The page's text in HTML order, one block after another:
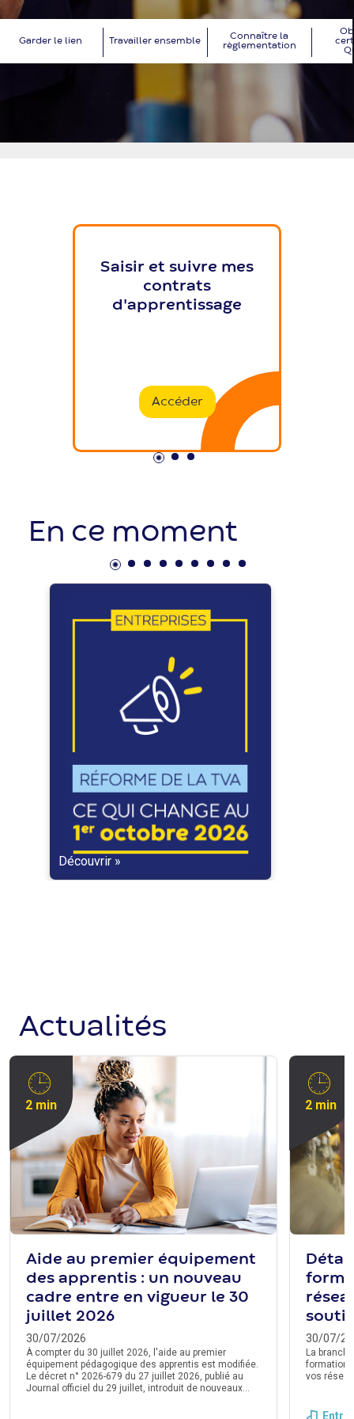
Garder le lien Travailler ensemble
Connaître la
règlementation
Saisir et suivre mes
contrats
d'apprentissage
Accéder
En ce moment
Découvrir »
Actualités
2 min
Aide au premier équipement
des apprentis : un nouveau
cadre entre en vigueur le 30
juillet 2026
30/07/2026
À compter du 30 juillet 2026, l'aide au premier
équipement pédagogique des apprentis est modifiée.
Le décret n° 2026-679 du 27 juillet 2026, publié au
Journal officiel du 29 juillet, introduit de nouveaux
2 min
30/07/
La
formation
vos